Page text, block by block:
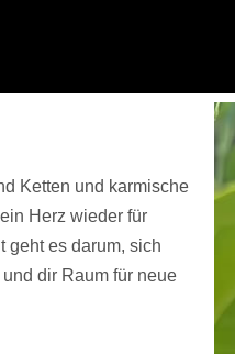
Ketten und karmische
Herz wieder für
geht es darum, sich
dir Raum für neue